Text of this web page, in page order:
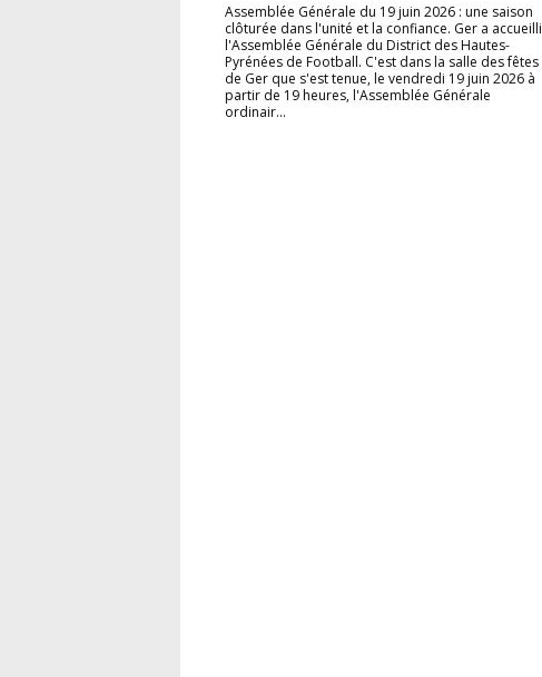
Assemblée Générale du 19 juin 2026 : une saison
clôturée dans l'unité et la confiance. Ger a accueilli
l'Assemblée Générale du District des Hautes-
Pyrénées de Football. C'est dans la salle des fêtes
de Ger que s'est tenue, le vendredi 19 juin 2026 à
partir de 19 heures, l'Assemblée Générale
ordinair...